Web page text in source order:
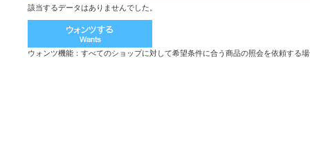
該当するデータはありませんでした。
ウォンツ機能：すべてのショップに対して希望条件に合う商品の照会を依頼する